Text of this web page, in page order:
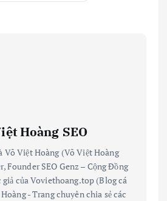
Hoàng SEO
Võ Việt Hoàng (Võ Việt Hoàng
Founder SEO Genz – Cộng Đồng
giả của Voviethoang.top (Blog cá
- Trang chuyên chia sẻ các